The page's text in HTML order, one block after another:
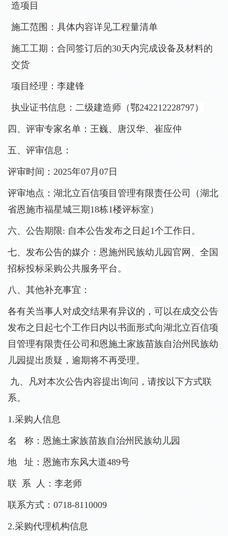
造项目
施工范围： 具体内容详见工程量清单
施工工期：合同签订后的30天内完成设备及材料的
交货
项目经理： 李建锋
执业证书信息： 二级建造师（鄂242212228797）
四、 评审专家名单： 王巍、唐汉华、 崔应仲
五、 评审信息：
评审时间： 2025年07月 07 日
评审地点： 湖北立百信项目管理有限责任公司（湖北
省恩施市福星城三期18栋1楼评标室 ）
六、 公告期限: 自本公告发布之日起1个工作日。
七、 发布公告的媒介： 恩施州民族幼儿园官网、全国
招标投标采购公共服务平台。
八、 其他补充事宜：
各有关当事人对成交结果有异议的，可以在成交公告
发布之日起七个工作日内以书面形式向湖北立百信项
目管理有限责任公司 和恩施土家族苗族自治州民族幼
儿园 提出质疑，逾期将不再受理。
九、凡对本次公告内容提出询问，请按以下方式联
系。
1.采购人信息
名 称： 恩施土家族苗族自治州民族幼儿园
地 址： 恩施市东风大道489号
联 系 人： 李老师
联系方式： 0718-8110009
2.采购代理机构信息